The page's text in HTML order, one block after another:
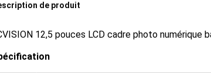
de produit
12,5 pouces LCD cadre photo numérique